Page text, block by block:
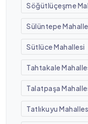
Söğütlüçeşme
Sülüntepe
Sütlüce Mahallesi
Tahtakale
Talatpaşa
Tatlıkuyu